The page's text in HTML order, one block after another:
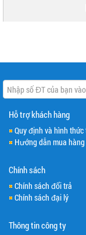
Hỗ trợ khách hàng
Quy định và hình
Hướng dẫn mua hàng
Chính sách
Chính sách đổi trả
Chính sách đại lý
Thông tin công ty